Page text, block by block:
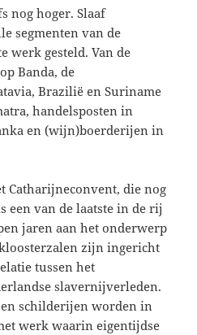
nog hoger. Slaaf
segmenten van de
werk gesteld. Van de
Banda, de
Brazilië en Suriname
handelsposten in
en (wijn)boerderijen in
Catharijneconvent, die nog
een van de laatste in de rij
jaren aan het onderwerp
zijn ingericht
tussen het
slavernijverleden.
schilderijen worden in
werk waarin eigentijdse